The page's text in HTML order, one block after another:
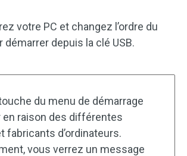
votre PC et changez l’ordre du
démarrer depuis la clé USB.
du menu de démarrage
en raison des différentes
fabricants d’ordinateurs.
vous verrez un message